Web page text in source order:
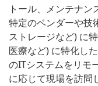
トール、メンテナン
特定のベンダーや技
ストレージなど) に
医療など) に特化し
のITシステムをリモ
に応じて現場を訪問